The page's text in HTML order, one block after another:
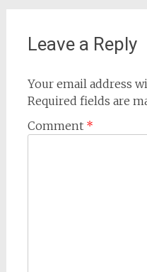
Leave a Reply
Your email address
Required fields are
Comment *